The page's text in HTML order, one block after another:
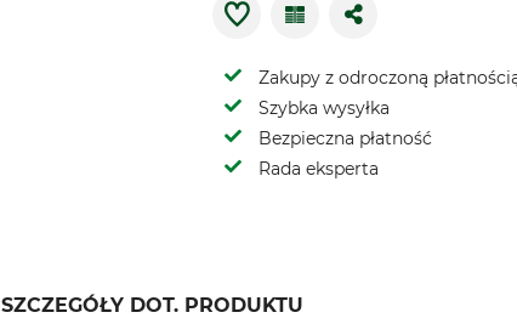
Zakupy z odroczoną
Szybka wysyłka
Bezpieczna płatność
Rada eksperta
SZCZEGÓŁY DOT. PRODUKTU